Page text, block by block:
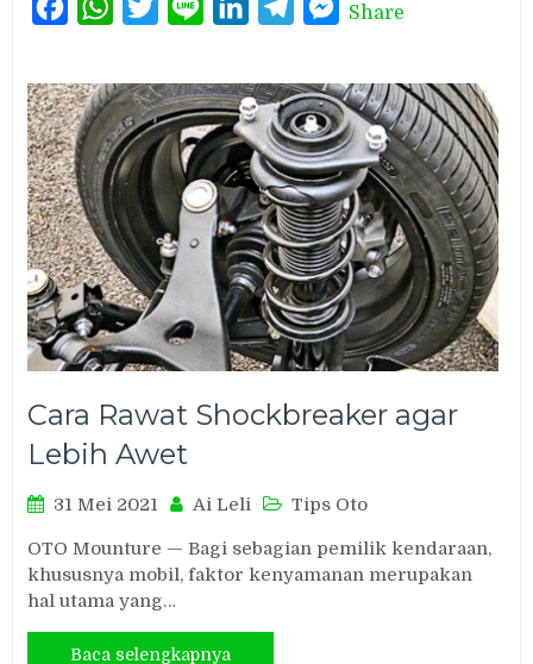
FacebookWhatsAppTwitterLine LinkedInTelegramMessenger
Share
Cara Rawat Shockbreaker agar
Lebih Awet
31 Mei 2021 Ai Leli Tips Oto
OTO Mounture — Bagi sebagian pemilik kendaraan,
khususnya mobil, faktor kenyamanan merupakan
hal utama yang…
Baca selengkapnya